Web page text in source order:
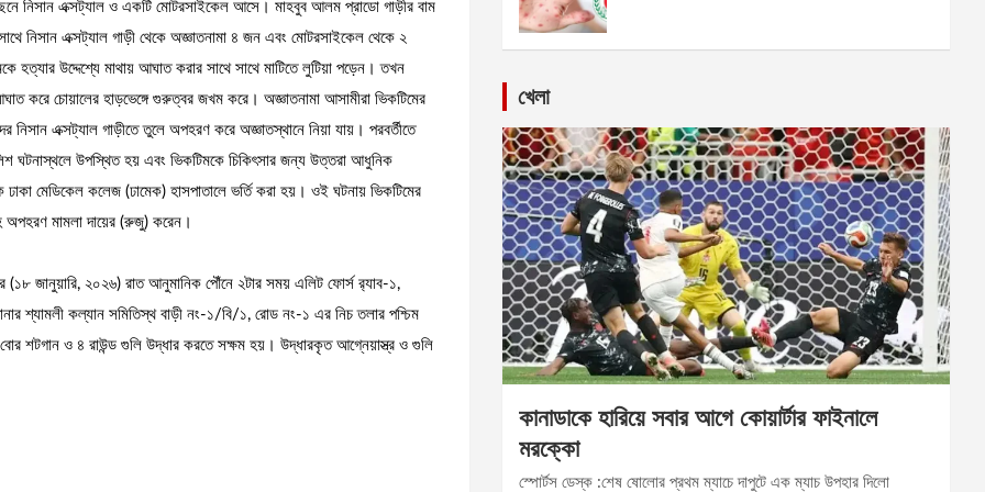
নিসান এক্সট্যাল ও একটি মোটরসাইকেল আসে। মাহবুব আলম প্রাডো গাড়ীর বাম
নিসান এক্সট্যাল গাড়ী থেকে অজ্ঞাতনামা ৪ জন এবং মোটরসাইকেল থেকে ২
উদ্দেশ্যে মাথায় আঘাত করার সাথে সাথে মাটিতে লুটিয়া পড়েন। তখন
করে চোয়ালের হাড়ভেঙ্গে গুরুত্বর জখম করে। অজ্ঞাতনামা আসামীরা ভিকটিমের
নিসান এক্সট্যাল গাড়ীতে তুলে অপহরণ করে অজ্ঞাতস্থানে নিয়া যায়। পরবর্তীতে
ঘটনাস্থলে উপস্থিত হয় এবং ভিকটিমকে চিকিৎসার জন্য উত্তরা আধুনিক
মেডিকেল কলেজ (ঢামেক) হাসপাতালে ভর্তি করা হয়। ওই ঘটনায় ভিকটিমের
অপহরণ মামলা দায়ের (রুজু) করেন।
(১৮ জানুয়ারি, ২০২৬) রাত আনুমানিক পৌঁনে ২টার সময় এলিট ফোর্স র‌্যাব-১,
শ্যামলী কল্যান সমিতিস্থ বাড়ী নং-১/বি/১, রোড নং-১ এর নিচ তলার পশ্চিম
বোর শটগান ও ৪ রাউন্ড গুলি উদ্ধার করতে সক্ষম হয়। উদ্ধারকৃত আগ্নেয়াস্ত্র ও গুলি
খেলা
কানাডাকে হারিয়ে সবার আগে কোয়ার্টার ফাইনালে
মরক্কো
স্পোর্টস ডেস্ক :শেষ ষোলোর প্রথম ম্যাচে দাপুটে এক ম্যাচ উপহার দিলো